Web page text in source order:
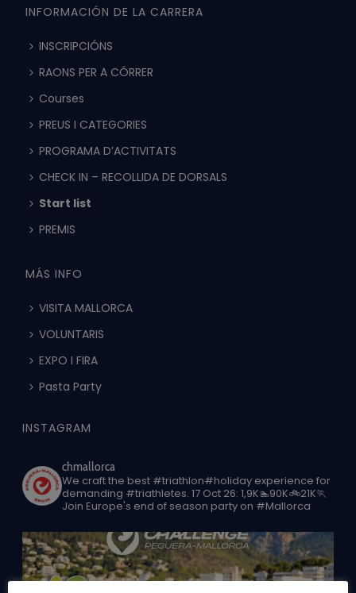
INFORMACIÓN DE LA CARRERA
INSCRIPCIÓNS
RAONS PER A CÓRRER
Courses
PREUS I CATEGORIES
PROGRAMA D’ACTIVITATS
CHECK IN – RECOLLIDA DE DORSALS
Start list
PREMIS
MÁS INFO
VISITA MALLORCA
VOLUNTARIS
EXPO I FIRA
Pasta Party
INSTAGRAM
chmallorca
We craft the best #triathlon#holiday experience for
demanding #triathletes. 17 Oct 26: 1,9K🏊90K🚲21K🏃
Join Europe's end of season party on #Mallorca